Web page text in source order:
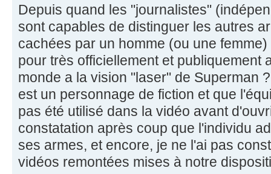
Depuis quand les "journalistes"
sont capables de distinguer les autres
cachées par un homme (ou une
pour très officiellement et publiquement
monde a la vision "laser" de Superman
est un personnage de fiction et que
pas été utilisé dans la vidéo avant
constatation après coup que l'individu
ses armes, et encore, je ne l'ai pas
vidéos remontées mises à notre